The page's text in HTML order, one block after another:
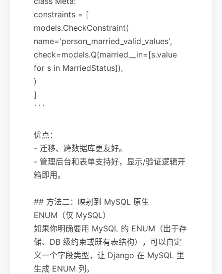
constraints = [
models.CheckConstraint(
name='person_married_valid_values',
check=models.Q(married__in=[s.value
for s in MarriedStatus]),
)
]
```
优点：
- 迁移、跨数据库更友好。
- 管理后台和表单支持好，显示/验证逻辑开
箱即用。
## 方法二：映射到 MySQL 原生
ENUM（仅 MySQL）
如果你明确要用 MySQL 的 ENUM（出于存
储、DB 级约束或既有表结构），可以自定
义一个字段类型，让 Django 在 MySQL 里
生成 ENUM 列。